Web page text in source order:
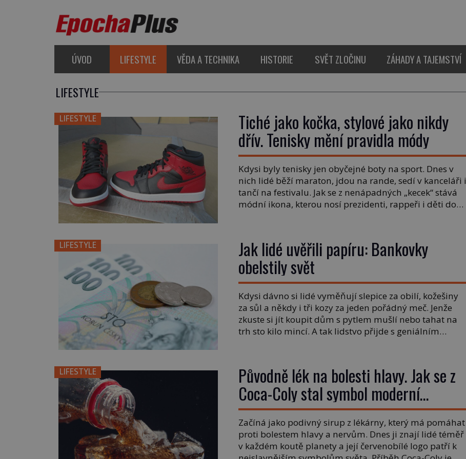
ÚVOD LIFESTYLE VĚDA A TECHNIKA HISTORIE SVĚT ZLOČINU ZÁHADY A TAJEMSTVÍ
LIFESTYLE
LIFESTYLE Tiché jako kočka, stylové jako nikdy
dřív. Tenisky mění pravidla módy
Kdysi byly tenisky jen obyčejné boty na sport. Dnes v
nich lidé běží maraton, jdou na rande, sedí v kanceláři i
tančí na festivalu. Jak se z nenápadných „kecek“ stává
módní ikona, kterou nosí prezidenti, rappeři i děti do
LIFESTYLE Jak lidé uvěřili papíru: Bankovky
obelstily svět
Kdysi dávno si lidé vyměňují slepice za obilí, kožešiny
za sůl a někdy i tři kozy za jeden pořádný meč. Jenže
zkuste si jít koupit dům s pytlem mušlí nebo tahat na
trh sto kilo mincí. A tak lidstvo přijde s geniálním
LIFESTYLE Původně lék na bolesti hlavy. Jak se z
Coca-Coly stal symbol moderní
kultury?
Začíná jako podivný sirup z lékárny, který má pomáhat
proti bolestem hlavy a nervům. Dnes ji znají lidé téměř
v každém koutě planety a její červenobílé logo patří k